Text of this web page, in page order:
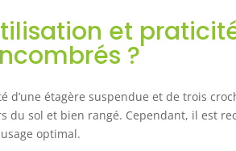
et
?
d’une étagère suspendue et de trois
du sol et bien rangé. Cependant, il est
optimal.